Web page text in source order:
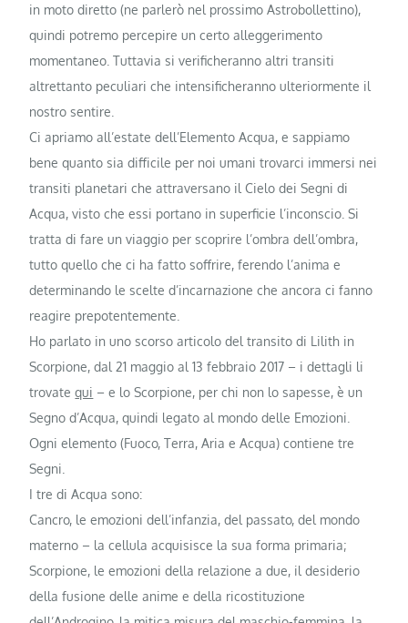
in moto diretto (ne parlerò nel prossimo Astrobollettino),
quindi potremo percepire un certo alleggerimento
momentaneo. Tuttavia si verificheranno altri transiti
altrettanto peculiari che intensificheranno ulteriormente il
nostro sentire.
Ci apriamo all’estate dell’Elemento Acqua, e sappiamo
bene quanto sia difficile per noi umani trovarci immersi nei
transiti planetari che attraversano il Cielo dei Segni di
Acqua, visto che essi portano in superficie l’inconscio. Si
tratta di fare un viaggio per scoprire l’ombra dell’ombra,
tutto quello che ci ha fatto soffrire, ferendo l’anima e
determinando le scelte d’incarnazione che ancora ci fanno
reagire prepotentemente.
Ho parlato in uno scorso articolo del transito di Lilith in
Scorpione, dal 21 maggio al 13 febbraio 2017 – i dettagli li
trovatequi – e lo Scorpione, per chi non lo sapesse, è un
Segno d’Acqua, quindi legato al mondo delle Emozioni.
Ogni elemento (Fuoco, Terra, Aria e Acqua) contiene tre
Segni.
I tre di Acqua sono:
Cancro, le emozioni dell’infanzia, del passato, del mondo
materno – la cellula acquisisce la sua forma primaria;
Scorpione, le emozioni della relazione a due, il desiderio
della fusione delle anime e della ricostituzione